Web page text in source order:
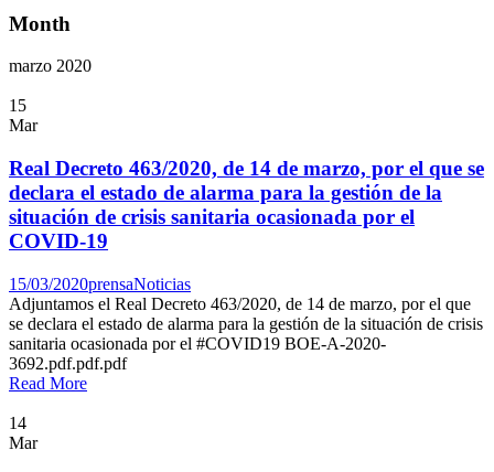
Month
marzo 2020
15
Mar
Real Decreto 463/2020, de 14 de marzo, por el que se
declara el estado de alarma para la gestión de la
situación de crisis sanitaria ocasionada por el
COVID-19
15/03/2020prensaNoticias
Adjuntamos el Real Decreto 463/2020, de 14 de marzo, por el que
se declara el estado de alarma para la gestión de la situación de crisis
sanitaria ocasionada por el #COVID19 BOE-A-2020-
3692.pdf.pdf.pdf
Read More
14
Mar